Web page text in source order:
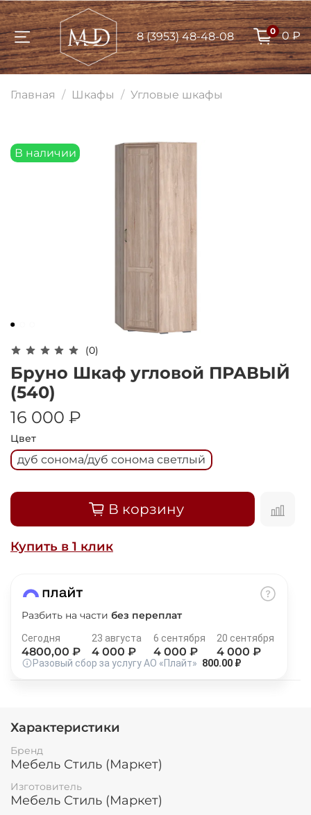
8 (3953) 48-48-08 0 0 ₽
Главная Шкафы Угловые шкафы
В наличии
(0)
Бруно Шкаф угловой ПРАВЫЙ
(540)
16 000 ₽
Цвет
дуб сонома/дуб сонома светлый
В корзину
Купить в 1 клик
Разбить на части без переплат
Сегодня
4800,00 ₽
23 августа
4 000₽
6 сентября
4 000 ₽
20 сентября
4 000 ₽
Разовый сбор за услугу АО «Плайт» 800.00 ₽
Характеристики
Бренд
Мебель Стиль (Маркет)
Изготовитель
Мебель Стиль (Маркет)
Для клиентов всех банков
оплату на части
Добавляйте товары
Оплачивайте сегодня только
Получайте товар
выбранный способом
списыватьсяс вашей карты
Подробнее
25
раз в 2 недели
Остались вопросы?
8 800 302-02-51
plait.ru